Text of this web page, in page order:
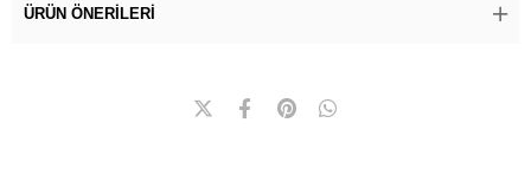
ÜRÜN ÖNERILERI